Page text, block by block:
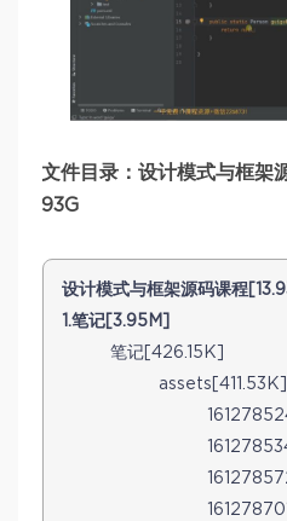
文件目录：设计模式与框架
93G
设计模式与框架源码课程
1.笔记[3.95M]
笔记[426.15K]
assets[411.53K]